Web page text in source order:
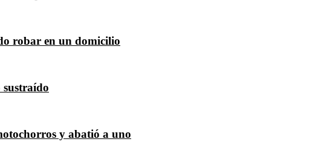
robar en un domicilio
y abatió a uno